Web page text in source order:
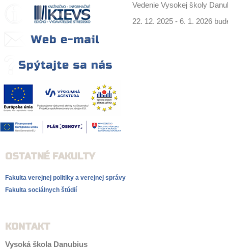
OSTATNÉ FAKULTY
Fakulta verejnej politiky a verejnej správy
Fakulta sociálnych štúdií
KONTAKT
Vysoká škola Danubius
Vedenie Vysokej školy
22. 12. 2025 - 6. 1. 2026